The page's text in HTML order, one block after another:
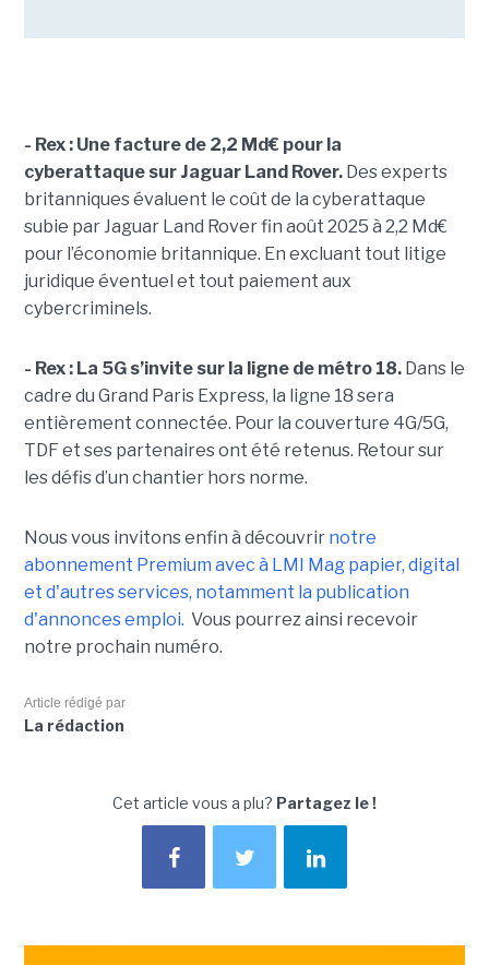
- Rex : Une facture de 2,2 Md€ pour la
cyberattaque sur Jaguar Land Rover.Des experts
britanniques évaluent le coût de la cyberattaque
subie par Jaguar Land Rover fin août 2025 à 2,2 Md€
pour l’économie britannique. En excluant tout litige
juridique éventuel et tout paiement aux
cybercriminels.
- Rex : La 5G s’invite sur la ligne de métro 18.Dans le
cadre du Grand Paris Express, la ligne 18 sera
entièrement connectée. Pour la couverture 4G/5G,
TDF et ses partenaires ont été retenus. Retour sur
les défis d’un chantier hors norme.
Nous vous invitons enfin à découvrir notre
abonnement Premium avec à LMI Mag papier, digital
et d'autres services, notamment la publication
d'annonces emploi. Vous pourrez ainsi recevoir
notre prochain numéro.
Article rédigé par
La rédaction
Cet article vous a plu? Partagez le !